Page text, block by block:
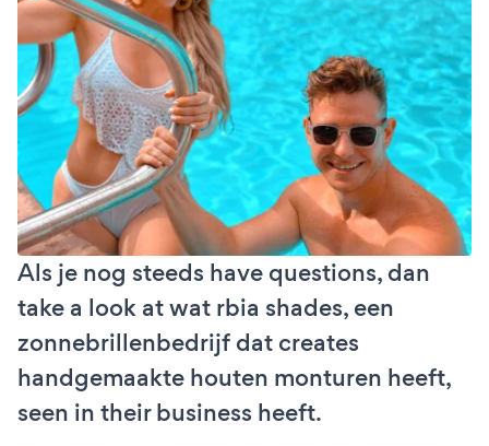
Als je nog steeds have questions, dan
take a look at wat rbia shades, een
zonnebrillenbedrijf dat creates
handgemaakte houten monturen heeft,
seen in their business heeft.